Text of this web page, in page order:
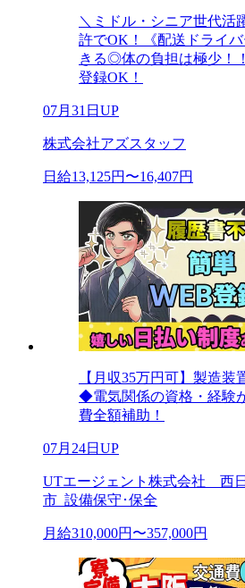
＼ミドル・シニア世代活
許でOK！《配送ドライ
きる◎体の負担は極少！
登録OK！
07月31日UP
株式会社アズスタッフ
日給13,125円〜16,407円
【月収35万円可】製造装
◆電気関係の資格・経験
費全額補助！
07月24日UP
UTエージェント株式会社 西
市_設備保守･保全
月給310,000円〜357,000円